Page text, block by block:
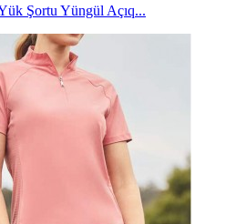
Şortu Yüngül Açıq...